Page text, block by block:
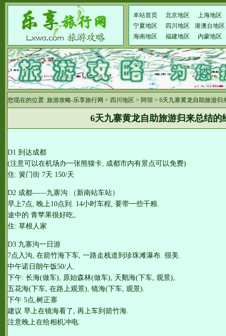
本站首页 北京地区
上海地区
宁夏地区
四川地区
港澳台地区
海南地区
福建地区 内蒙地区
您现在的位置: 旅游攻略-乐享旅行网 > 四川地区 > 阿坝 > 6天九寨黄龙自助旅游归
6天九寨黄龙自助旅游归来总结的
D1 到达成都
(注意可以在机场办一张熊猫卡, 成都市内有景点可以免费)
住: 簧门街 7天 150/天
D2 成都——九寨沟 （新南站车站）
早上7点, 晚上10点到. 14小时车程, 要带一些干粮.
途中的 青苹果很好吃。
住: 草根人家
D3 九寨沟一日游
7点入沟, 在箭竹海下车, 一路走栈道到珍珠滩瀑布. 很美.
中午诺日朗午饭50/人.
下午: 长海(做车), 原始森林(做车), 天鹅海(下车, 观景),
五花海(下车, 在路上观景), 镜海(下车, 观景).
下午 5点,树正寨
建议 早上在镜海看了, 再上车到箭竹海.
注意晚上在给相机冲电.